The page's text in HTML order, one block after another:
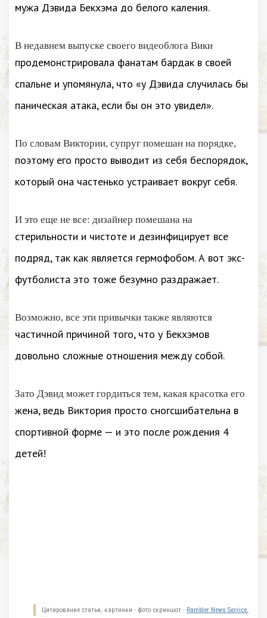
мужа Дэвида Бекхэма до белого каления.
В недавнем выпуске своего видеоблога Вики
продемонстрировала фанатам бардак в своей
спальне и упомянула, что «у Дэвида случилась бы
паническая атака, если бы он это увидел».
По словам Виктории, супруг помешан на порядке,
поэтому его просто выводит из себя беспорядок,
который она частенько устраивает вокруг себя.
И это еще не все: дизайнер помешана на
стерильности и чистоте и дезинфицирует все
подряд, так как является гермофобом. А вот экс-
футболиста это тоже безумно раздражает.
Возможно, все эти привычки также являются
частичной причиной того, что у Бекхэмов
довольно сложные отношения между собой.
Зато Дэвид может гордиться тем, какая красотка его
жена, ведь Виктория просто сногсшибательна в
спортивной форме — и это после рождения 4
детей!
Цитирование статьи, картинки - фото скриншот - Rambler News Service.